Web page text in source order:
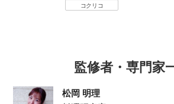
コクリコ
監修者・専門家
松岡 明理